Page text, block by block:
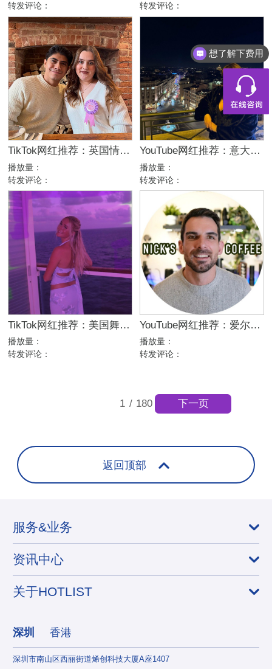
转发评论：
转发评论：
TikTok网红推荐：英国情侣生活旅行博主，互动挑战达人合作
播放量：
转发评论：
YouTube网红推荐：意大利家庭生活美妆护肤尾部博主
播放量：
转发评论：
TikTok网红推荐：美国舞蹈美女娱乐达人资源
播放量：
转发评论：
YouTube网红推荐：爱尔兰咖啡设备测评博主
播放量：
转发评论：
1 / 180 下一页
返回顶部
服务&业务
资讯中心
关于HOTLIST
深圳 香港
深圳市南山区西丽街道烯创科技大厦A座1407
想了解下费用